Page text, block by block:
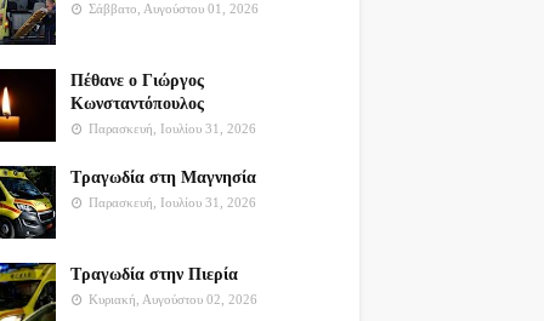
Σάββατο, Αυγούστου 01, 2026
Πέθανε ο Γιώργος
Κωνσταντόπουλος
Παρασκευή, Ιουλίου 31, 2026
Τραγωδία στη Μαγνησία
Παρασκευή, Ιουλίου 31, 2026
Τραγωδία στην Πιερία
Κυριακή, Αυγούστου 02, 2026